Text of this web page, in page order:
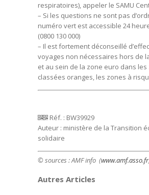
respiratoires), appeler le SAMU
– Si les questions ne sont pas
numéro vert est accessible 24
(0800 130 000)
– Il est fortement déconseillé
voyages non nécessaires hors de
et au sein de la zone euro dans les
classées oranges, les zones à
Réf. : BW39929
Auteur : ministère de la Transition
solidaire
© sources : AMF info (www.amf.asso.fr
Autres Articles